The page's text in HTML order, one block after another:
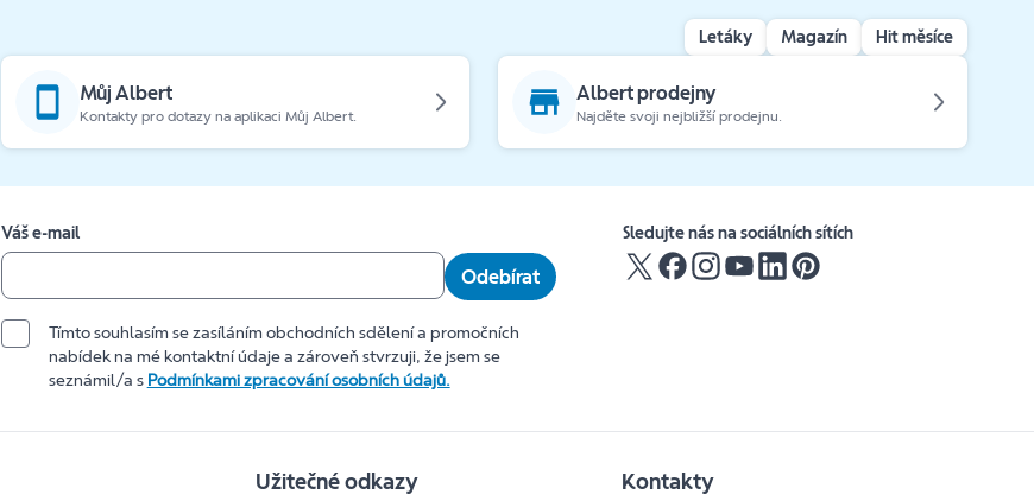
Letáky Magazín Hit měsíce
Můj Albert
Kontakty pro dotazy na aplikaci Můj Albert.
Albert prodejny
Najděte svoji nejbližší prodejnu.
Váš e-mail
Odebírat
Tímto souhlasím se zasíláním obchodních sdělení a promočních
nabídek na mé kontaktní údaje a zároveň stvrzuji, že jsem se
seznámil/a s Podmínkami zpracování osobních údajů.
Sledujte nás na sociálních sítích
Užitečné odkazy Kontakty